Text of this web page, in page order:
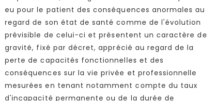
eu pour le patient des conséquences anormales au
regard de son état de santé comme de l'évolution
prévisible de celui-ci et présentent un caractère de
gravité, fixé par décret, apprécié au regard de la
perte de capacités fonctionnelles et des
conséquences sur la vie privée et professionnelle
mesurées en tenant notamment compte du taux
d'incapacité permanente ou de la durée de